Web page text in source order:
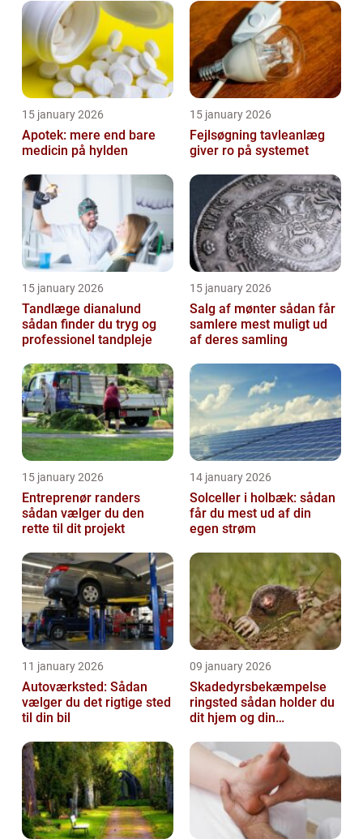
15 january 2026
Apotek: mere end bare
medicin på hylden
15 january 2026
Fejlsøgning tavleanlæg
giver ro på systemet
15 january 2026
Tandlæge dianalund
sådan finder du tryg og
professionel tandpleje
15 january 2026
Salg af mønter sådan får
samlere mest muligt ud
af deres samling
15 january 2026
Entreprenør randers
sådan vælger du den
rette til dit projekt
14 january 2026
Solceller i holbæk: sådan
får du mest ud af din
egen strøm
11 january 2026
Autoværksted: Sådan
vælger du det rigtige sted
til din bil
09 january 2026
Skadedyrsbekæmpelse
ringsted sådan holder du
dit hjem og din
gæster